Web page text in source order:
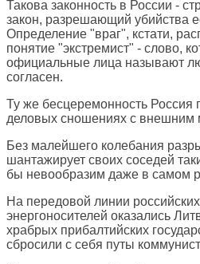
Такова законность в России -
закон, разрешающий убийства
Определение "враг", кстати,
понятие "экстремист" - слово,
официальные лица называют
согласен.
Ту же бесцеремонность Россия
деловых сношениях с внешним
Без малейшего колебания
шантажирует своих соседей
бы невообразим даже в самом
На передовой линии
энергоносителей оказались
храбрых прибалтийских
сбросили с себя путы